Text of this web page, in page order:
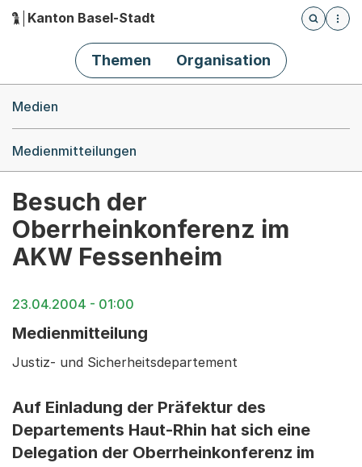
Hauptnavigation
Kanton Basel-Stadt
Öffnet
Themen Organisation
Medien
Medienmitteilungen
Besuch der
Oberrheinkonferenz im
AKW Fessenheim
23.04.2004 - 01:00
Medienmitteilung
Justiz- und Sicherheitsdepartement
Auf Einladung der Präfektur des
Departements Haut-Rhin hat sich eine
Delegation der Oberrheinkonferenz im